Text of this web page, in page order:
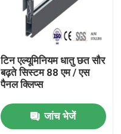
टिन एल्यूमिनियम धातु छत सौर
बढ़ते सिस्टम 88 एम / एस
पैनल क्लिप्स
जांच भेजें